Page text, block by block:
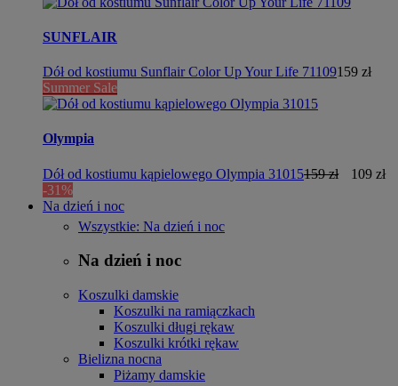
SUNFLAIR
Dół od kostiumu Sunflair Color Up Your Life 71109159 zł
Summer Sale
Olympia
Dół od kostiumu kąpielowego Olympia 31015159 zł
109 zł
-31%
Na dzień i noc
Wszystkie: Na dzień i noc
Na dzień i noc
Koszulki damskie
Koszulki na ramiączkach
Koszulki długi rękaw
Koszulki krótki rękaw
Bielizna nocna
Piżamy damskie